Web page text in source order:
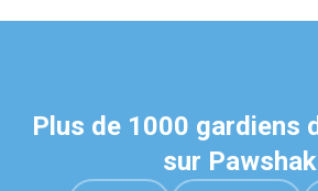
Plus de 1000 gardiens
sur